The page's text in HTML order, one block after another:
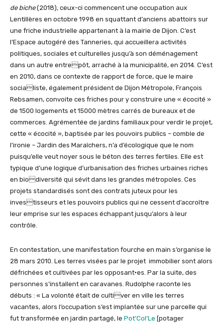
de biche(2018), ceux-ci commencent une occupation aux
Lentillères en octobre 1998 en squattant d’anciens abattoirs sur
une friche industrielle appartenant à la mairie de Dijon. C’est
l’Espace autogéré des Tanneries, qui accueillera activités
politiques, sociales et culturelles jusqu’à son déménagement
dans un autre entrepôt, arraché à la municipalité, en 2014. C’est
en 2010, dans ce contexte de rapport de force, que le maire
socialiste, également président de Dijon Métropole, François
Rebsamen, convoite ces friches pour y construire une « écocité »
de 1500 logements et 15000 mètres carrés de bureaux et de
commerces. Agrémentée de jardins familiaux pour verdir le projet,
cette « écocité », baptisée par les pouvoirs publics – comble de
l’ironie – Jardin des Maraîchers, n’a d’écologique que le nom
puisqu’elle veut noyer sous le béton des terres fertiles. Elle est
typique d’une logique d’urbanisation des friches urbaines riches
en biodiversité qui sévit dans les grandes métropoles. Ces
projets standardisés sont des contrats juteux pour les
investisseurs et les pouvoirs publics qui ne cessent d’accroître
leur emprise sur les espaces échappant jusqu’alors à leur
contrôle.
En contestation, une manifestation fourche en main s’organise le
28 mars 2010. Les terres visées par le projet immobilier sont alors
défrichées et cultivées par les opposant·es. Par la suite, des
personnes s’installent en caravanes. Rudolphe raconte les
débuts : « La volonté était de cultiver en ville les terres
vacantes, alors l’occupation s’est implantée sur une parcelle qui
fut transformée en jardin partagé, le Pot’Col’Le [potager